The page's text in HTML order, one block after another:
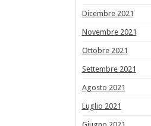
Dicembre 2021
Novembre 2021
Ottobre 2021
Settembre 2021
Agosto 2021
Luglio 2021